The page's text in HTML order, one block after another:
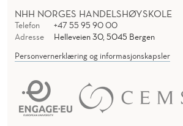
NHH NORGES HANDELSHØYSKOLE
Telefon
+47 55 95 90 00
Adresse
Helleveien 30, 5045 Bergen
Personvernerklæring og informasjonskapsler